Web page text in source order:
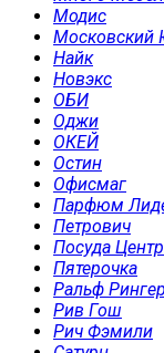
Модис
Московский
Найк
Новэкс
ОБИ
Оджи
ОКЕЙ
Остин
Офисмаг
Парфюм
Петрович
Посуда Центр
Пятерочка
Ральф Рингер
Рив Гош
Рич Фэмили